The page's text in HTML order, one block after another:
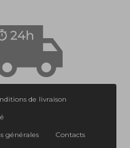
de livraison
générales Contacts